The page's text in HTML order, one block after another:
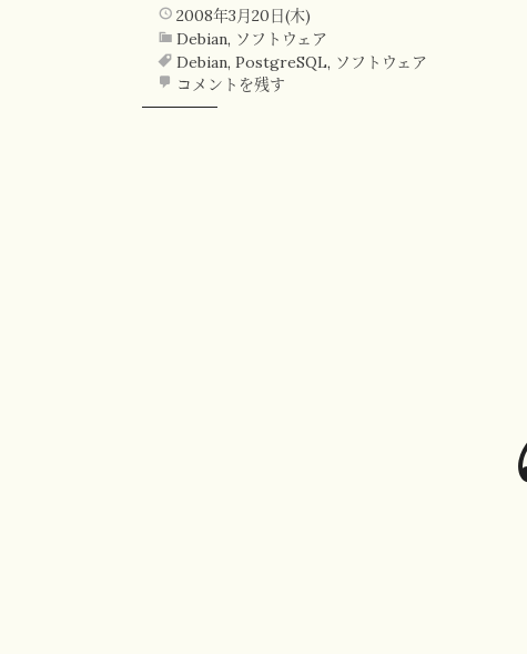
2008年3月20日(木)
Debian, ソフトウェア
Debian, PostgreSQL, ソフトウェア
コメントを残す